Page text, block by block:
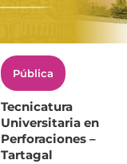
Pública
Tecnicatura
Universitaria en
Perforaciones –
Tartagal